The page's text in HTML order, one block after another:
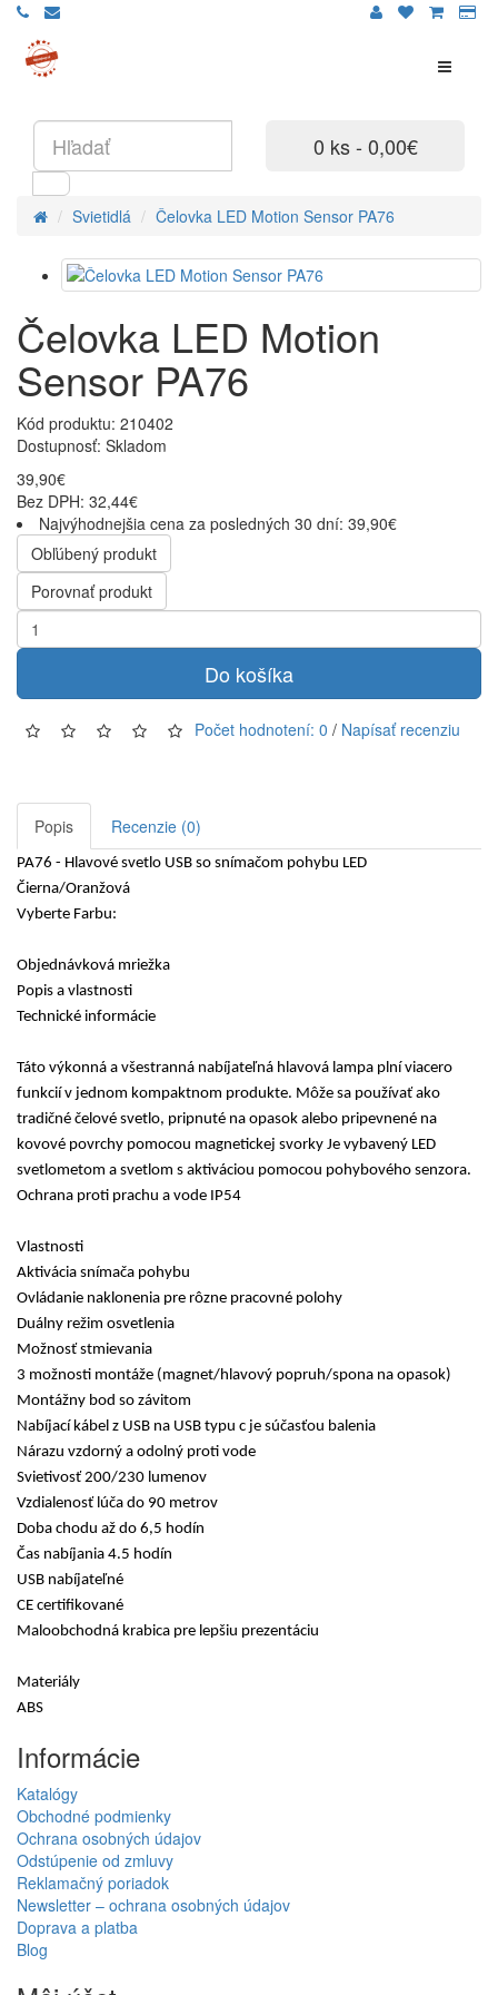
0 ks - 0,00€
Svietidlá Čelovka LED Motion Sensor PA76
Čelovka LED Motion
Sensor PA76
Kód produktu: 210402
Dostupnosť: Skladom
39,90€
Bez DPH: 32,44€
Najvýhodnejšia cena za posledných 30 dní: 39,90€
Obľúbený produkt
Porovnať produkt
Do košíka
Počet hodnotení: 0 / Napísať recenziu
Popis Recenzie (0)
PA76 - Hlavové svetlo USB so snímačom pohybu LED
Čierna/Oranžová
Vyberte Farbu:
Objednávková mriežka
Popis a vlastnosti
Technické informácie
Táto výkonná a všestranná nabíjateľná hlavová lampa plní viacero
funkcií v jednom kompaktnom produkte. Môže sa používať ako
tradičné čelové svetlo, pripnuté na opasok alebo pripevnené na
kovové povrchy pomocou magnetickej svorky Je vybavený LED
svetlometom a svetlom s aktiváciou pomocou pohybového senzora.
Ochrana proti prachu a vode IP54
Vlastnosti
Aktivácia snímača pohybu
Ovládanie naklonenia pre rôzne pracovné polohy
Duálny režim osvetlenia
Možnosť stmievania
3 možnosti montáže (magnet/hlavový popruh/spona na opasok)
Montážny bod so závitom
Nabíjací kábel z USB na USB typu c je súčasťou balenia
Nárazu vzdorný a odolný proti vode
Svietivosť 200/230 lumenov
Vzdialenosť lúča do 90 metrov
Doba chodu až do 6,5 hodín
Čas nabíjania 4.5 hodín
USB nabíjateľné
CE certifikované
Maloobchodná krabica pre lepšiu prezentáciu
Materiály
ABS
Informácie
Katalógy
Obchodné podmienky
Ochrana osobných údajov
Odstúpenie od zmluvy
Reklamačný poriadok
Newsletter – ochrana osobných údajov
Doprava a platba
Blog